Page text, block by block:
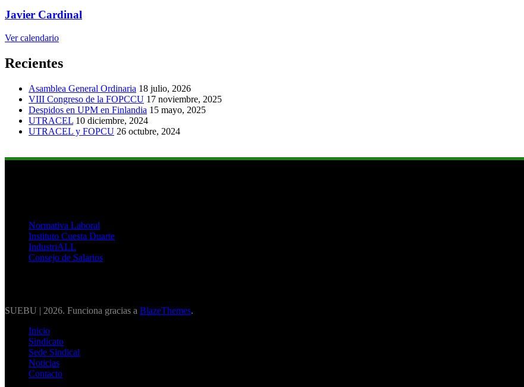
Javier Cardinal
Ver calendario
Recientes
Asamblea General Ordinaria 18 julio, 2026
VIII Congreso de la FOPCCU 17 noviembre, 2025
Despidos en UPM en Finlandia 15 mayo, 2025
UTRACEL 10 diciembre, 2024
UTRACEL y FOPCU 26 octubre, 2024
Normativa Laboral
Instituto Cuesta Duarte
IndustriALL
Consejo de Salarios
SUEBU | 2026. Funciona gracias a BlazeThemes.
Inicio
Sindicato
Sede Sindical
Noticias
Contacto